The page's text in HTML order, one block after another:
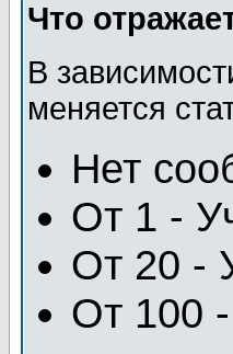
Что
В
меняется
Нет
От 1 -
От 20 -
От 100